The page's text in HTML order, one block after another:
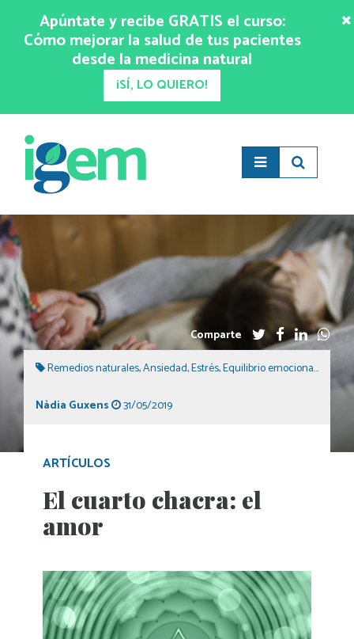
Apúntate y recibe GRATIS el curso:
Cómo mejorar la salud de tus pacientes
desde la medicina natural
¡SÍ, LO QUIERO!
Comparte
Remedios naturales,Ansiedad,Estrés,Equilibrio emocional,
Nàdia Guxens 31/05/2019
ARTÍCULOS
El cuarto chacra: el
amor